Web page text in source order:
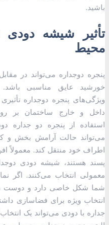
باشید.
تأثیر شیشه دودی
محیط
پنجره دوجداره می‌تواند در
خورشید عایق مناسبی
ویژگی‌های پنجره دوجداره
داخل و خارج ساختمان بر
استفاده از پنجره دو جداره
می‌تواند حالت آرامش بخش و
اطراف خود منتقل کند. معمولاً
پسند هستند، شیشه دودی
معمولی انتخاب می‌کنند. اگر
شما شکل خاصی دارد و دوست
انتخاب ویژه برای فضاسازی
جداره با دودی می‌تواند یک